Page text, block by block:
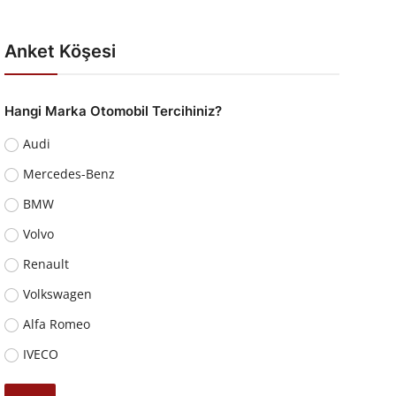
Anket Köşesi
Hangi Marka Otomobil Tercihiniz?
Audi
Mercedes-Benz
BMW
Volvo
Renault
Volkswagen
Alfa Romeo
IVECO